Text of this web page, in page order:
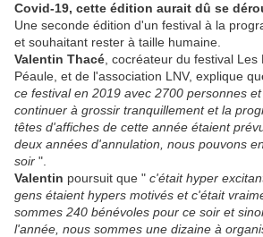
Covid-19, cette édition aurait dû se
Une seconde édition d'un festival à la
et souhaitant rester à taille humaine.
Valentin Thacé , cocréateur du festival
Péaule, et de l'association LNV, explique
ce festival en 2019 avec 2700 personnes
continuer à grossir tranquillement et la
têtes d'affiches de cette année étaient
deux années d'annulation, nous pouvons
soir ".
Valentin poursuit que " c'était hyper
gens étaient hypers motivés et c'était
sommes 240 bénévoles pour ce soir et
l'année, nous sommes une dizaine à